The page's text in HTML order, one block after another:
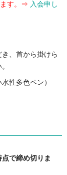
ます。⇒ 入会申し
、首から掛けら
性多色ペン）
で締め切りま